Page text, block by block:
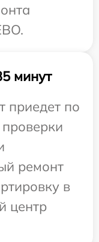
минут
приедет по
ремонт
в
центр